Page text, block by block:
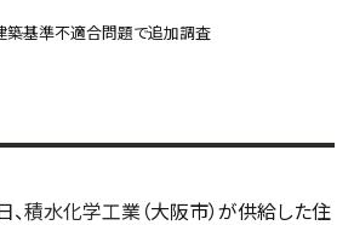
築基準不適合問題で追加調査
、積水化学工業 （大阪市）が供給した住